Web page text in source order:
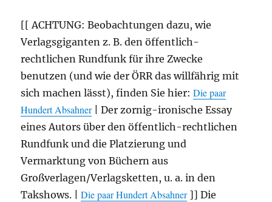
[[ ACHTUNG: Beobachtungen dazu, wie
Verlagsgiganten z. B. den öffentlich-
rechtlichen Rundfunk für ihre Zwecke
benutzen (und wie der ÖRR das willfährig mit
sich machen lässt), finden Sie hier:Die paar
Hundert Absahner| Der zornig-ironische Essay
eines Autors über den öffentlich-rechtlichen
Rundfunk und die Platzierung und
Vermarktung von Büchern aus
Großverlagen/Verlagsketten, u. a. in den
Takshows. |Die paar Hundert Absahner]] Die